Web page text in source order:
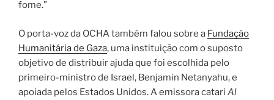
fome.”
O porta-voz da OCHA também falou sobre a Fundação
Humanitária de Gaza, uma instituição com o suposto
objetivo de distribuir ajuda que foi escolhida pelo
primeiro-ministro de Israel, Benjamin Netanyahu, e
apoiada pelos Estados Unidos. A emissora catari Al